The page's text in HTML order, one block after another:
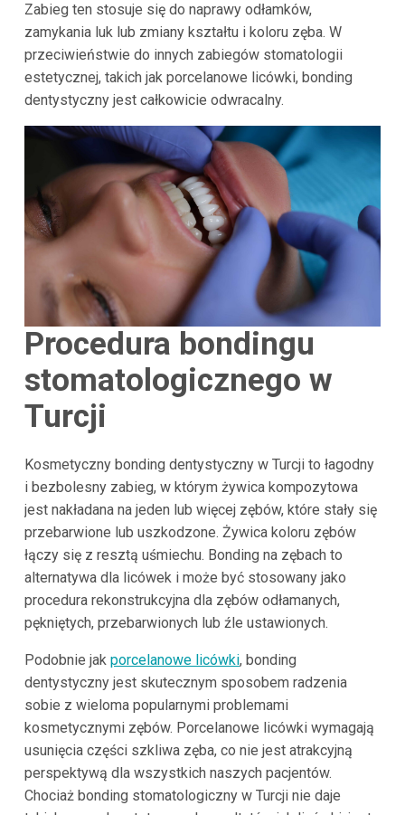
Zabieg ten stosuje się do naprawy odłamków,
zamykania luk lub zmiany kształtu i koloru zęba. W
przeciwieństwie do innych zabiegów stomatologii
estetycznej, takich jak porcelanowe licówki, bonding
dentystyczny jest całkowicie odwracalny.
Procedura bondingu
stomatologicznego w
Turcji
Kosmetyczny bonding dentystyczny w Turcji to łagodny
i bezbolesny zabieg, w którym żywica kompozytowa
jest nakładana na jeden lub więcej zębów, które stały się
przebarwione lub uszkodzone. Żywica koloru zębów
łączy się z resztą uśmiechu. Bonding na zębach to
alternatywa dla licówek i może być stosowany jako
procedura rekonstrukcyjna dla zębów odłamanych,
pękniętych, przebarwionych lub źle ustawionych.
Podobnie jak porcelanowe licówki, bonding
dentystyczny jest skutecznym sposobem radzenia
sobie z wieloma popularnymi problemami
kosmetycznymi zębów. Porcelanowe licówki wymagają
usunięcia części szkliwa zęba, co nie jest atrakcyjną
perspektywą dla wszystkich naszych pacjentów.
Chociaż bonding stomatologiczny w Turcji nie daje